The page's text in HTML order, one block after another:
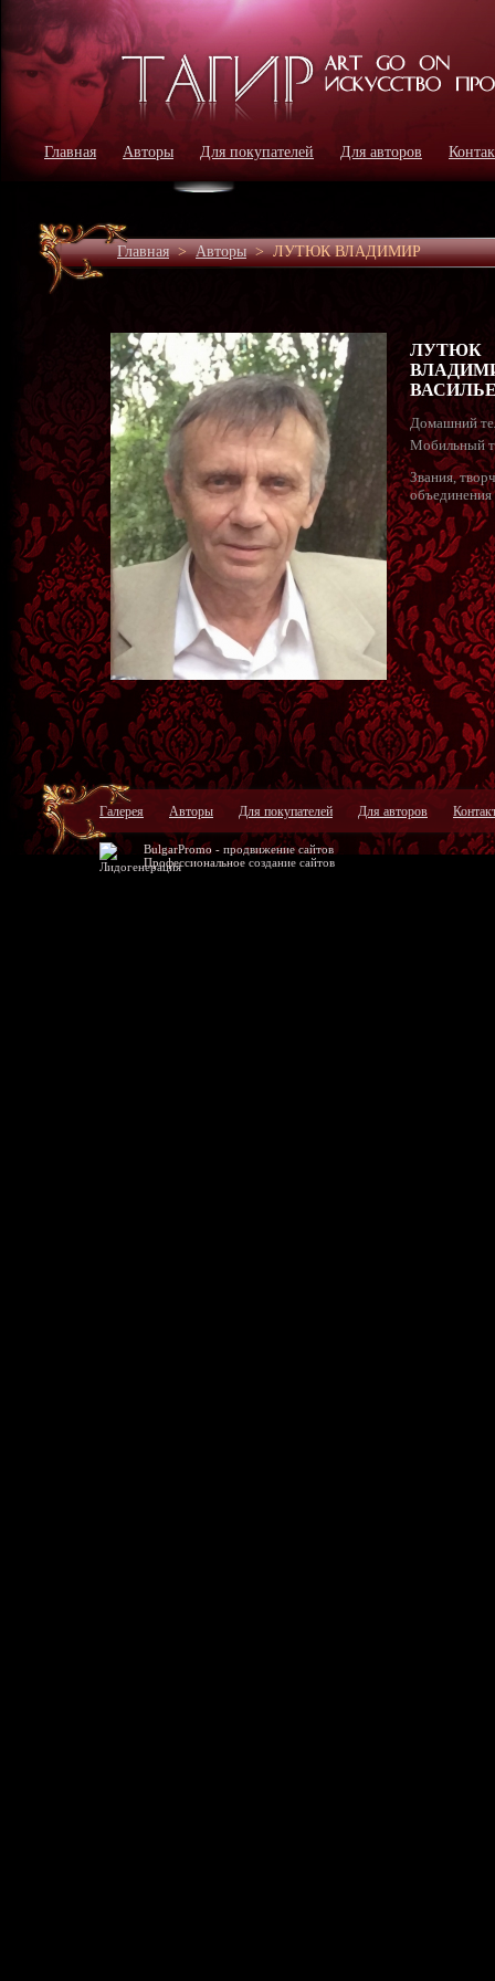
Главная Авторы Для покупателей Для авторов
Главная>Авторы>ЛУТЮК ВЛАДИМИР
ЛУТЮК
Домашний
Мобильный
Звания,
объединения
Галерея Авторы Для покупателей Для авторов
BulgarPromo - продвижение сайтов
Профессиональное создание сайтов